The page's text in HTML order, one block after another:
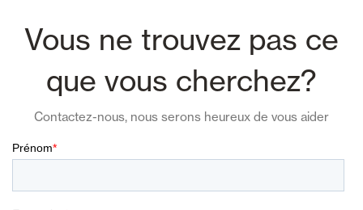
Vous ne trouvez pas ce
que vous cherchez?
Contactez-nous, nous serons heureux de vous aider